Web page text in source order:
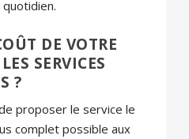
DE VOTRE
SERVICES
?
proposer le service le
complet possible aux